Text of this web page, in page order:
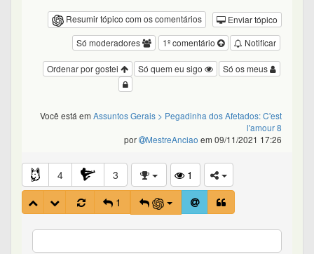
Resumir tópico com os comentários
Enviar tópico
Notificar
1º comentário
Só moderadores
Só os meus
Só quem eu sigo
Ordenar por gostei
Você está em Assuntos Gerais > Pegadinha dos Afetados: C'est
l'amour 8
por
MestreAnciao em 09/11/2021 17:26
4 3
1
1